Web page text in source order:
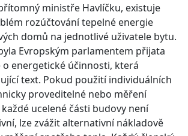
ministře Havlíčku, existuje
rozúčtování tepelné energie
domů na jednotlivé uživatele bytu.
Evropským parlamentem přijata
o energetické účinnosti, která
text. Pokud použití individuálních
proveditelné nebo měření
ucelené části budovy není
lze zvážit alternativní nákladově